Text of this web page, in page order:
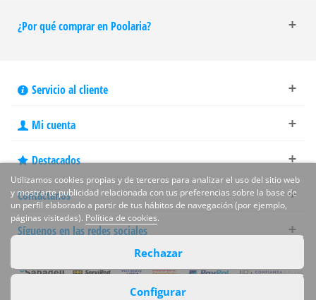
¿Por qué comprar en Poolaria?
Servicio al cliente
Mi cuenta
Destacados
Contáctanos
Síguenos en las redes sociales
Utilizamos cookies propias y de terceros para analizar el uso del sitio web
y mostrarte publicidad relacionada con tus preferencias sobre la base de
un perfil elaborado a partir de tus hábitos de navegación (por ejemplo,
páginas visitadas). Política de cookies.
Rechazar
Configurar